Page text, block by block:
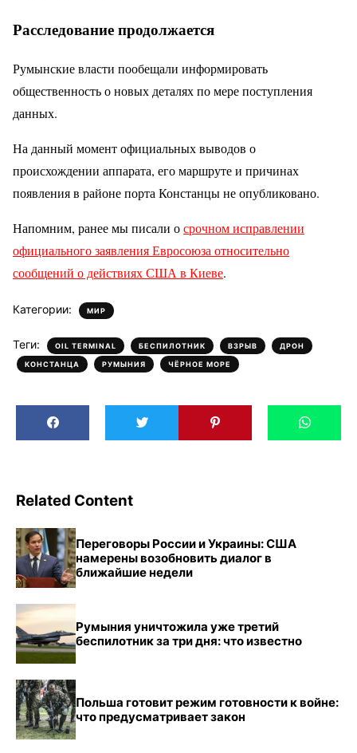
Расследование продолжается
Румынские власти пообещали информировать
общественность о новых деталях по мере поступления
данных.
На данный момент официальных выводов о
происхождении аппарата, его маршруте и причинах
появления в районе порта Констанцы не опубликовано.
Напомним, ранее мы писали осрочном исправлении
официального заявления Евросоюза относительно
сообщений о действиях США в Киеве.
Категории: МИР
Теги: OIL TERMINAL , БЕСПИЛОТНИК , ВЗРЫВ , ДРОН ,
КОНСТАНЦА , РУМЫНИЯ , ЧЁРНОЕ МОРЕ
Related Content
Переговоры России и Украины: США
намерены возобновить диалог в
ближайшие недели
Румыния уничтожила уже третий
беспилотник за три дня: что известно
Польша готовит режим готовности к войне:
что предусматривает закон